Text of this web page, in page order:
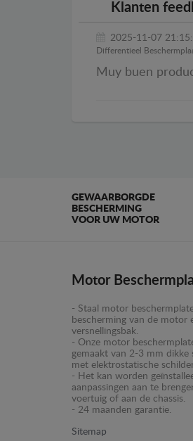
Klanten
2025-11-07
Differentieel
Muy buen
GEWAARBORGDE
BESCHERMING
VOOR UW MOTOR
Motor
- Staal motor
bescherming van de motor
versnellingsbak.
- Onze motor
gemaakt van 2-3 mm dikke
met elektrostatische
- Het kan worden
aanpassingen aan te
voertuig of aan de chassis.
- 24 maanden garantie.
Sitemap